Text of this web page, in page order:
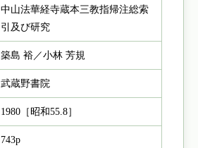
中山法華経寺蔵本三教指帰注総索
引及び研究
築島 裕／小林 芳規
武蔵野書院
1980［昭和55.8］
743p